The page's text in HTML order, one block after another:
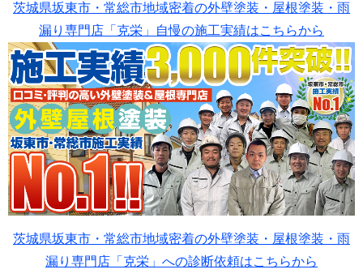
茨城県坂東市・常総市地域密着の外壁塗装・屋根塗装・雨
漏り専門店「克栄」自慢の施工実績はこちらから
茨城県坂東市・常総市地域密着の外壁塗装・屋根塗装・雨
漏り専門店「克栄」への診断依頼はこちらから